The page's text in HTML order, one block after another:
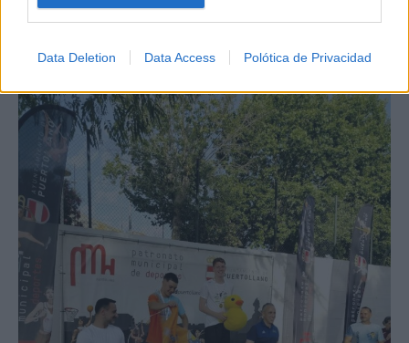
Data Deletion Data Access Polótica de Privacidad
Screenshot